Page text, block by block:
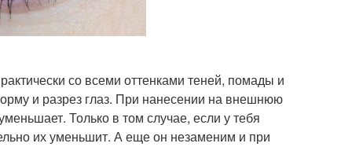
со всеми оттенками теней, помады и
и разрез глаз. При нанесении на внешнюю
Только в том случае, если у тебя
их уменьшит. А еще он незаменим и при